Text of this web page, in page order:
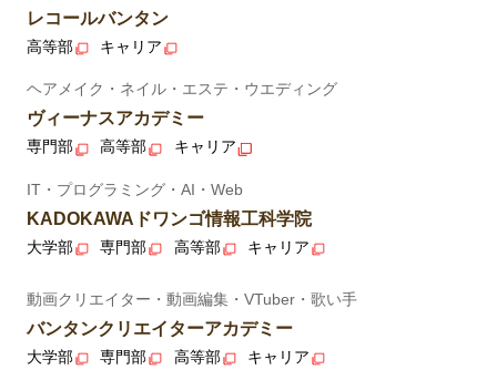
レコールバンタン
高等部 キャリア
ヘアメイク・ネイル・エステ・ウエディング
ヴィーナスアカデミー
専門部 高等部 キャリア
IT・プログラミング・AI・Web
KADOKAWAドワンゴ情報工科学院
大学部 専門部 高等部 キャリア
動画クリエイター・動画編集・VTuber・歌い手
バンタンクリエイターアカデミー
大学部 専門部 高等部 キャリア